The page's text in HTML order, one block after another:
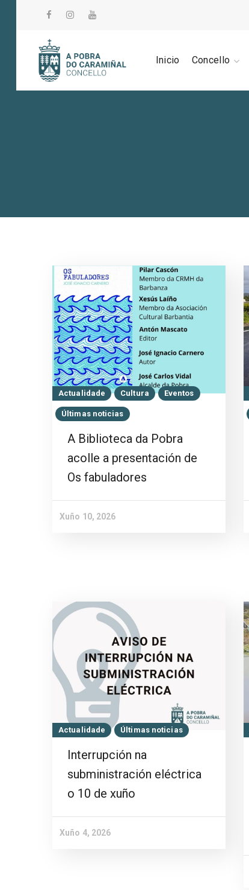
Inicio Concello
Actualidade Cultura Eventos
Últimas noticias
A Biblioteca da Pobra
acolle a presentación de
Os fabuladores
Xuño 10, 2026
Actualidade Últimas noticias
Interrupción na
subministración eléctrica
o 10 de xuño
Xuño 4, 2026